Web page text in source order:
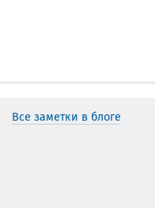
Все заметки в блоге